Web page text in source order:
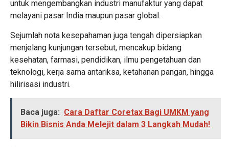
untuk mengembangkan industri manufaktur yang dapat
melayani pasar India maupun pasar global.
Sejumlah nota kesepahaman juga tengah dipersiapkan
menjelang kunjungan tersebut, mencakup bidang
kesehatan, farmasi, pendidikan, ilmu pengetahuan dan
teknologi, kerja sama antariksa, ketahanan pangan, hingga
hilirisasi industri.
Baca juga: Cara Daftar Coretax Bagi UMKM yang
Bikin Bisnis Anda Melejit dalam 3 Langkah Mudah!